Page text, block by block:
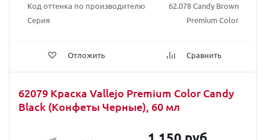
Код оттенка по производителю
62.078 Candy Brown
Серия
Premium Color
Отложить Сравнить
62079 Краска Vallejo Premium Color Candy
Black (Конфеты Черные), 60 мл